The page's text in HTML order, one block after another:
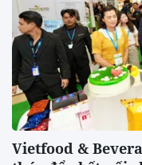
Vietfood &